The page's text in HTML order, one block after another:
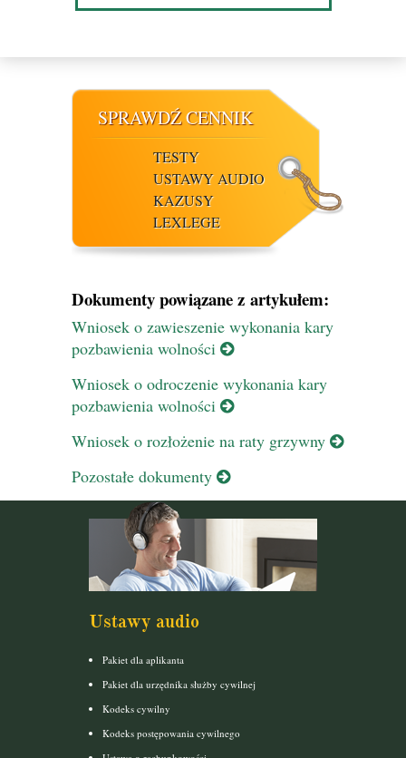
SPRAWDŹ CENNIK
TESTY
USTAWY AUDIO
KAZUSY
LEXLEGE
Dokumenty powiązane z artykułem:
Wniosek o zawieszenie wykonania kary
pozbawienia wolności
Wniosek o odroczenie wykonania kary
pozbawienia wolności
Wniosek o rozłożenie na raty grzywny
Pozostałe dokumenty
Ustawy audio
Pakiet dla aplikanta
Pakiet dla urzędnika służby cywilnej
Kodeks cywilny
Kodeks postępowania cywilnego